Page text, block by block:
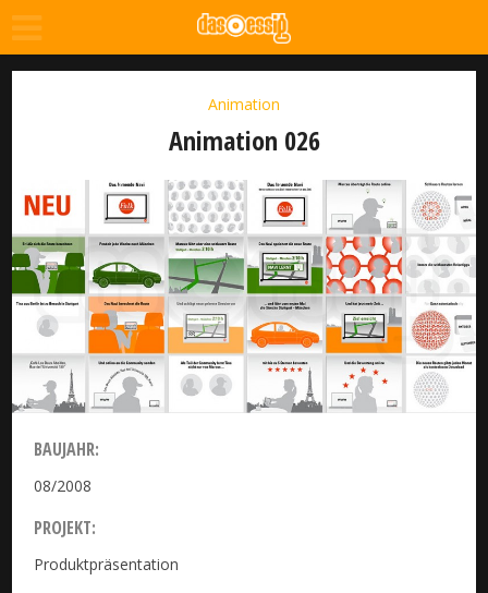
Animation
Animation 026
BAUJAHR:
08/2008
PROJEKT:
Produktpräsentation